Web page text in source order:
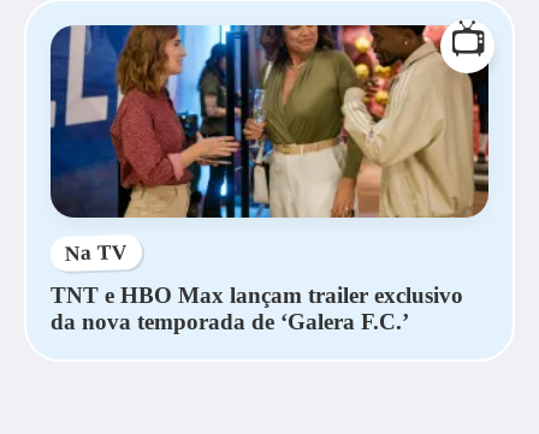
📺
Na TV
TNT e HBO Max lançam trailer exclusivo
da nova temporada de ‘Galera F.C.’